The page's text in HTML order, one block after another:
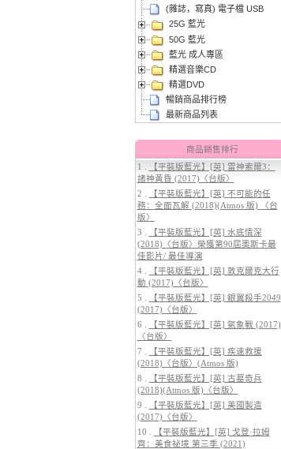
3.【平裝版藍光】[英] 阿凡達3：火
與燼 (2025)(Atmos 版)〈台版〉
4.【平裝版藍光】[英] 穿著PRADA
的惡魔 2 (2026)[台版字幕]
5.【平裝版藍光】[英] 阿凡達：水
之道 (2022)〈台版〉
(雜誌，寫真) 電子檔 USB
25G 藍光
50G 藍光
藍光 成人專區
精選音樂CD
精選DVD
暢銷商品排行榜
最新商品列表
商品銷售排行
1 .
【平裝版藍光】[英] 雷神索爾3：
諸神黃昏 (2017)〈台版〉
2 .
【平裝版藍光】[英] 不可能的任
務：全面瓦解 (2018)(Atmos 版) 〈台
版〉
3 .
【平裝版藍光】[英] 水底情深
(2018)〈台版〉榮獲第90屆奧斯卡最
佳影片/ 最佳導演
4 .
【平裝版藍光】[英] 敦克爾克大行
動 (2017)〈台版〉
5 .
【平裝版藍光】[英] 銀翼殺手2049
(2017)〈台版〉
6 .
【平裝版藍光】[英] 氣象戰 (2017)
〈台版〉
7 .
【平裝版藍光】[英] 疾速救援
(2018)〈台版〉(Atmos 版)
8 .
【平裝版藍光】[英] 古墓奇兵
(2018)(Atmos 版)〈台版〉
9 .
【平裝版藍光】[英] 美國製造
(2017)〈台版〉
10 .
【平裝版藍光】[英] 戈登·拉姆
齊：美食祕境 第三季 (2021)